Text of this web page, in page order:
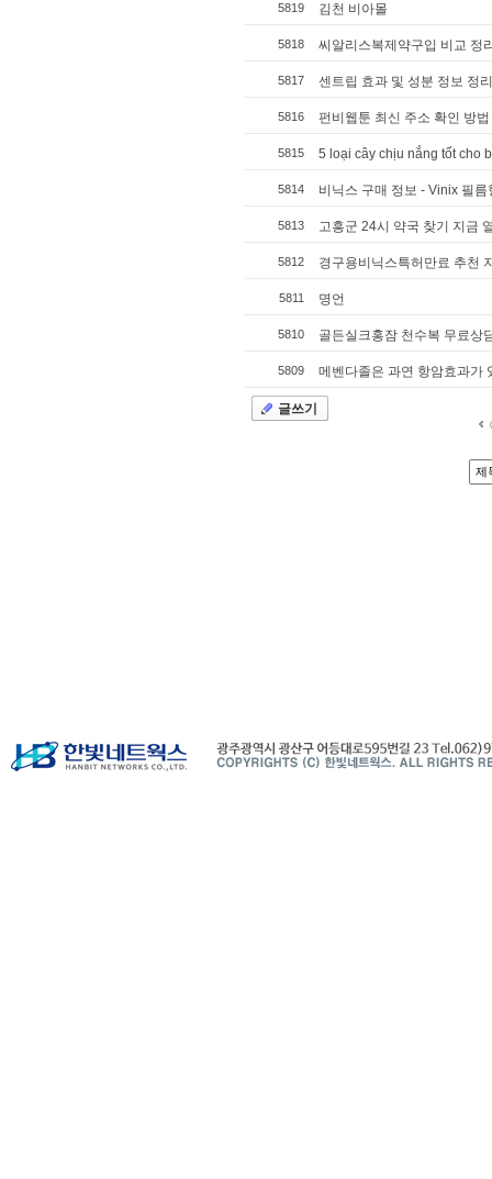
5819 김천 비아몰
5818 씨알리스복제약구입 비교 정
5817 센트립 효과 및 성분 정보 정리
5816 펀비웹툰 최신 주소 확인 방
5815 5 loại cây chịu nắng tốt cho
5814 비닉스 구매 정보 - Vinix 필름
5813 고흥군 24시 약국 찾기 지금
5812 경구용비닉스특허만료 추천
5811 명언
5810 골든실크홍잠 천수복 무료상
5809 메벤다졸은 과연 항암효과가
글쓰기